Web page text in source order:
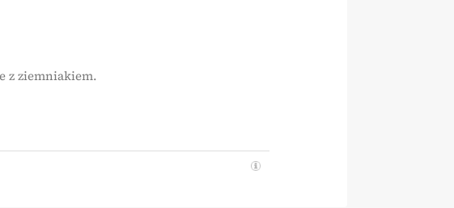
z ziemniakiem.